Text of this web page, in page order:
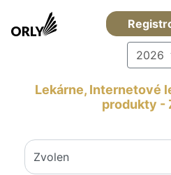
2026
Lekárne, Internetové
produkty -